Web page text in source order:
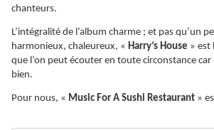
chanteurs.
L’intégralité de l’album charme ; et pas qu’un
harmonieux, chaleureux, « Harry’s House » est
que l’on peut écouter en toute circonstance
bien.
Pour nous, « Music For A Sushi Restaurant »